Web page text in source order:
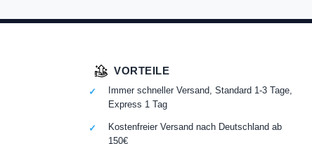
VORTEILE
Immer schneller Versand, Standard 1-3 Tage,
Express 1 Tag
Kostenfreier Versand nach Deutschland ab
150€